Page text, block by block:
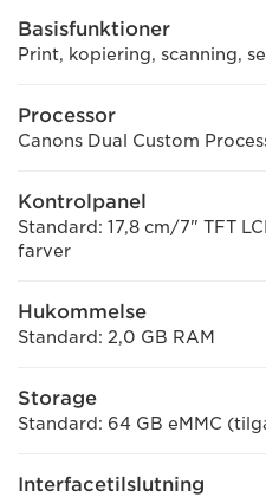
Basisfunktioner
Print, kopiering, scanning,
Processor
Canons Dual Custom
Kontrolpanel
Standard: 17,8 cm/7" TFT
farver
Hukommelse
Standard: 2,0 GB RAM
Storage
Standard: 64 GB eMMC
Interfacetilslutning